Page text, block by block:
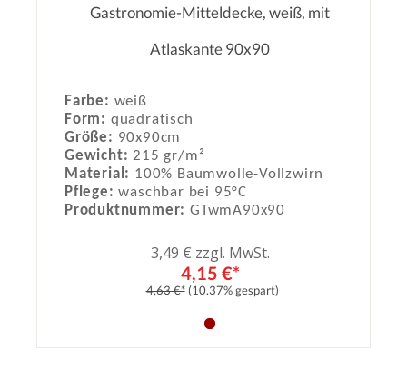
Durchschnittliche Bewertung von
Gastronomie-Mitteldecke, weiß, mit
Atlaskante 90x90
Farbe: weiß
Form: quadratisch
Größe: 90x90cm
Gewicht:215 gr/m²
Material: 100% Baumwolle-Vollzwirn
Pflege:waschbar bei 95°C
Produktnummer: GTwmA90x90
3,49 € zzgl. MwSt.
4,15 €*
4,63 €* (10.37% gespart)